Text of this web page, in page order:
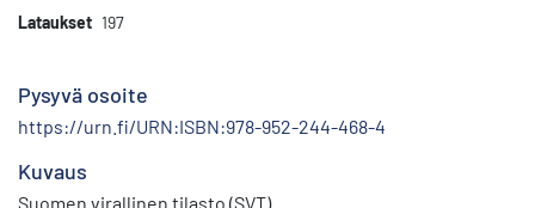
Lataukset 197
Pysyvä osoite
https://urn.fi/URN:ISBN:978-952-244-468-4
Kuvaus
Suomen virallinen tilasto (SVT)